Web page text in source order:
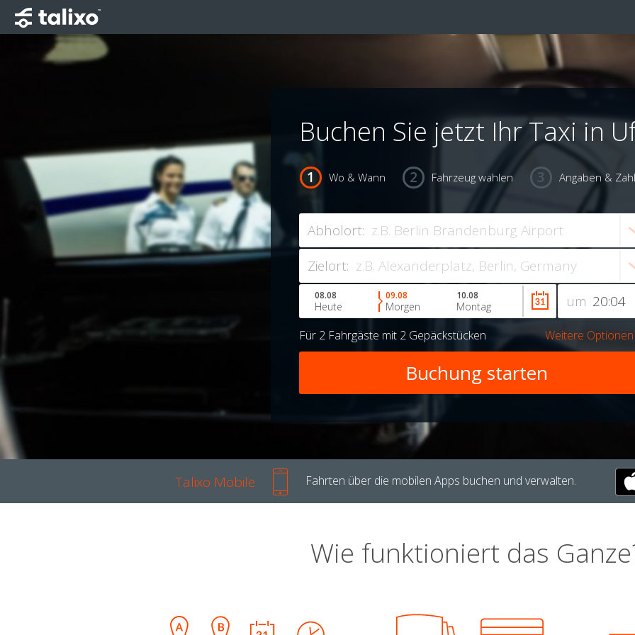
Buchen Sie jetzt Ihr Taxi in
Wo & Wann Fahrzeug wählen Angaben &
Abholort:
Zielort:
um
08.08
Heute
09.08
Morgen
10.08
Montag
Für 2 Fahrgäste mit 2 Gepäckstücken Weitere Optionen
Talixo Mobile Fahrten über die mobilen Apps buchen und verwalten.
Wie funktioniert das